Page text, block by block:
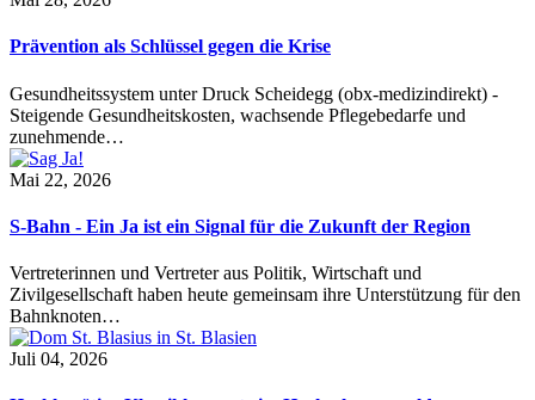
Prävention als Schlüssel gegen die Krise
Gesundheitssystem unter Druck Scheidegg (obx-medizindirekt) -
Steigende Gesundheitskosten, wachsende Pflegebedarfe und
zunehmende…
Mai 22, 2026
S-Bahn - Ein Ja ist ein Signal für die Zukunft der Region
Vertreterinnen und Vertreter aus Politik, Wirtschaft und
Zivilgesellschaft haben heute gemeinsam ihre Unterstützung für den
Bahnknoten…
Juli 04, 2026